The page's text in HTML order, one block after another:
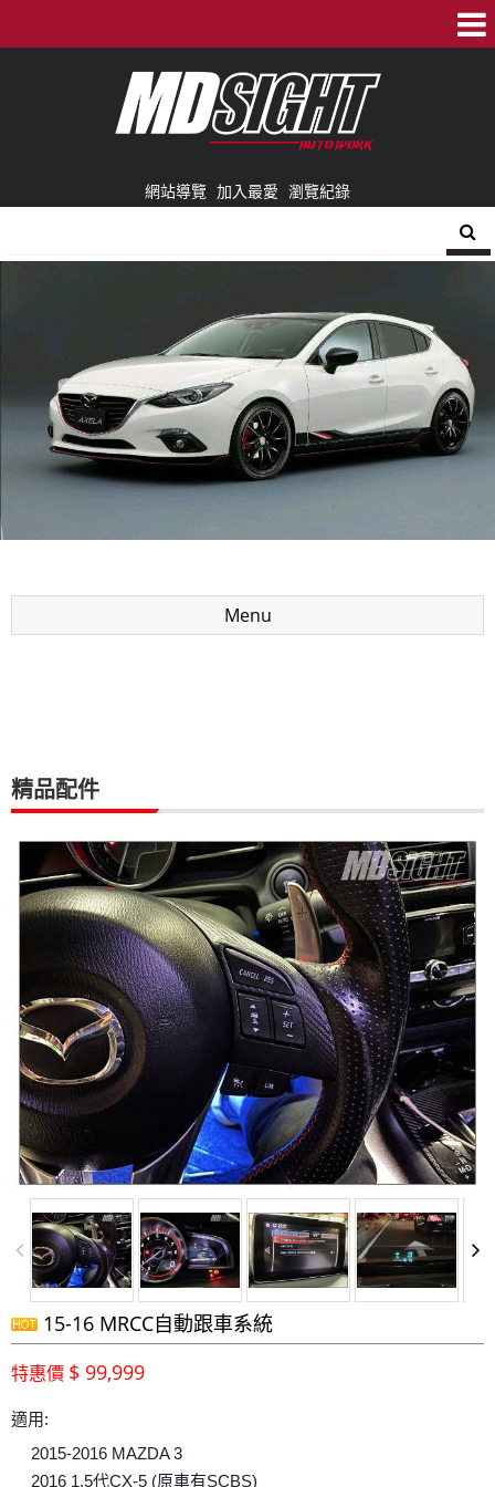
網站導覽 加入最愛 瀏覽紀錄
Menu
精品配件
15-16 MRCC自動跟車系統
特惠價 $ 99,999
適用:
2015-2016 MAZDA 3
2016 1.5代CX-5 (原車有SCBS)